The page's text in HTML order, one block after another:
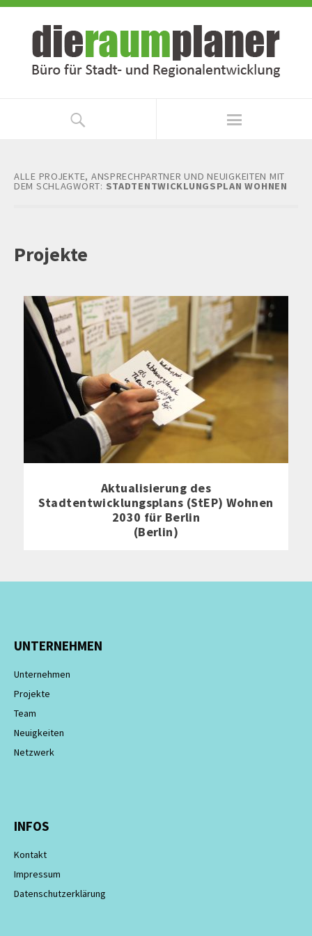
Zum
springen
Zur
springen
ALLE PROJEKTE, ANSPRECHPARTNER UND NEUIGKEITEN MIT
DEM SCHLAGWORT: STADTENTWICKLUNGSPLAN WOHNEN
Projekte
Aktualisierung des
Stadtentwicklungsplans (StEP) Wohnen
2030 für Berlin
(Berlin)
UNTERNEHMEN
Unternehmen
Projekte
Team
Neuigkeiten
Netzwerk
INFOS
Kontakt
Impressum
Datenschutzerklärung